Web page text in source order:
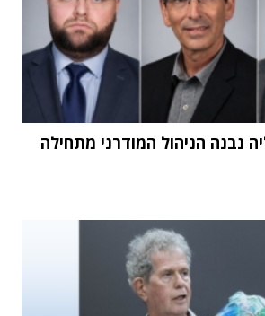
נבנה הניהול המודרני מתחילה